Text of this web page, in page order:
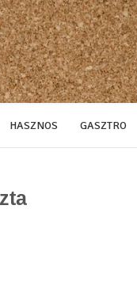
HASZNOS GASZTRO